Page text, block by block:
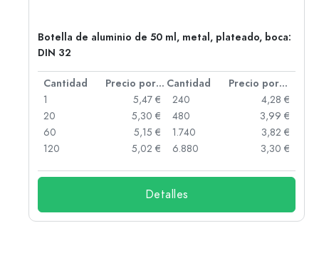
Botella de aluminio de 50 ml, metal, plateado, boca:
DIN 32
Cantidad Precio por unidad Cantidad
Precio por unidad
1
5,47 €
20
5,30 €
60
5,15 €
120
5,02 €
240
4,28 €
480
3,99 €
1.740
3,82 €
6.880
3,30 €
Detalles